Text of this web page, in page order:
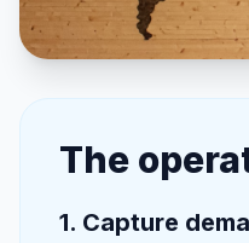
The
1. Capture